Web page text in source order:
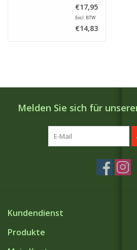
€17,95
Excl. BTW
€14,83
Melden Sie sich für
Kundendienst
Produkte